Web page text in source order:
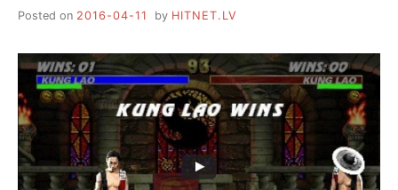
Posted on 2016-04-11 by HITNET.LV